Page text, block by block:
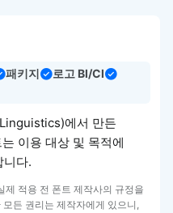
패키지
로고 BI/CI
에서 만든
이용 대상 및 목적에
니다.
적용 전 폰트 제작사의 규정을
든 권리는 제작자에게 있으니,